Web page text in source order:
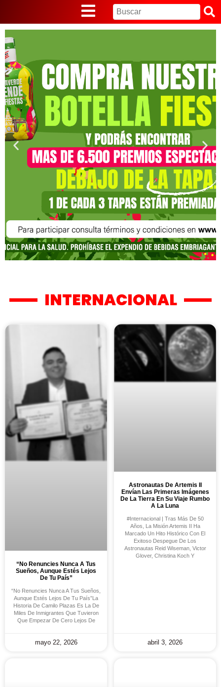
INTERNACIONAL
“No Renuncies Nunca A Tus
Sueños, Aunque Estés Lejos
De Tu País”
“No Renuncies Nunca A Tus Sueños,
Aunque Estés Lejos De Tu País”La
Historia De Camilo Plazas Es La De
Miles De Inmigrantes Que Tuvieron
Que Empezar De Cero Lejos De
mayo 22, 2026
Astronautas De Artemis II
Envían Las Primeras Imágenes
De La Tierra En Su Viaje Rumbo
A La Luna
#Internacional | Tras Más De 50
Años, La Misión Artemis II Ha
Marcado Un Hito Histórico Con El
Exitoso Despegue De Los
Astronautas Reid Wiseman, Victor
Glover, Christina Koch Y
abril 3, 2026